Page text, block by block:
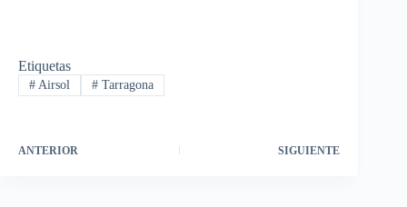
Etiquetas
#Airsol #Tarragona
ANTERIOR SIGUIENTE